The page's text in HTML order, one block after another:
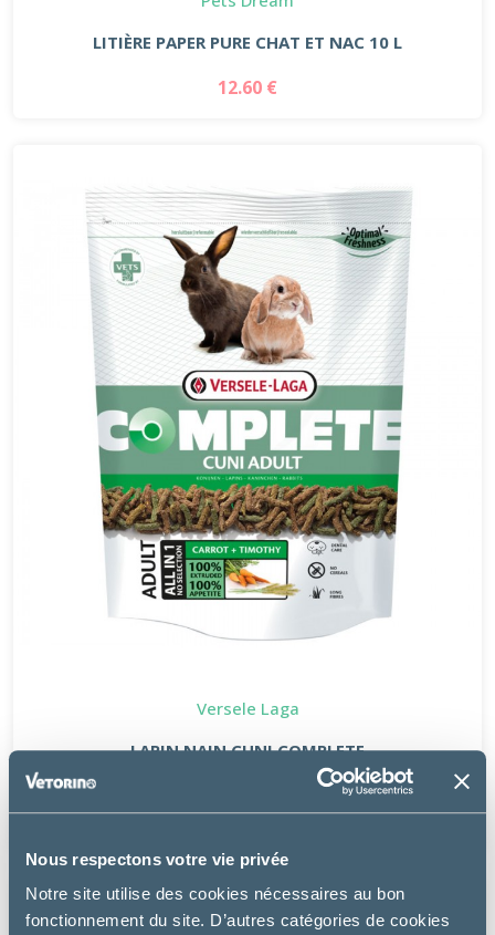
Nous respectons votre vie privée
Notre site utilise des cookies nécessaires au bon
fonctionnement du site. D’autres catégories de cookies
LITIÈRE PAPER PURE CHAT ET NAC 10 L
12.60 €
Versele Laga
LAPIN NAIN CUNI COMPLETE
5.99€